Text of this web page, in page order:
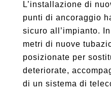
L’installazione di
punti di ancoraggio
sicuro all’impianto.
metri di nuove
posizionate per
deteriorate,
di un sistema di